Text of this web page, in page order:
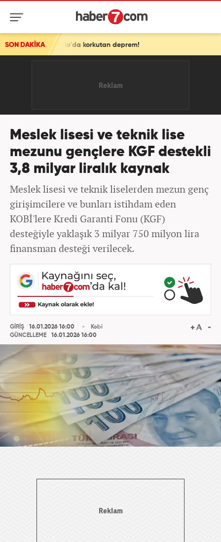
SON DAKİKA
Muğla'da korkutan deprem!
Meslek lisesi ve teknik lise
mezunu gençlere KGF destekli
3,8 milyar liralık kaynak
Meslek lisesi ve teknik liselerden mezun genç
girişimcilere ve bunları istihdam eden
KOBİ'lere Kredi Garanti Fonu (KGF)
desteğiyle yaklaşık 3 milyar 750 milyon lira
finansman desteği verilecek.
GİRİŞ
16.01.2026 16:00
GÜNCELLEME
16.01.2026 16:00
Kobi